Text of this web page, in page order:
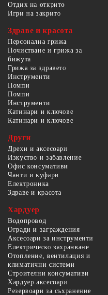
Отдих на открито
Игри на закрито
Здраве и красота
Персонална грижа
Почистване и грижа за
бижута
Грижа за здравето
Инструменти
Помпи
Помпи
Инструменти
Катинари и ключове
Катинари и ключове
Други
Дрехи и аксесоари
Изкуство и забавление
Офис консумативи
Чанти и куфари
Електроника
Здраве и красота
Хардуер
Водопровод
Огради и заграждения
Аксесоари за инструменти
Електрическо захранване
Отопление, вентилация и
климатични системи
Строителни консумативи
Хардуер аксесоари
Резервоари за съхранение